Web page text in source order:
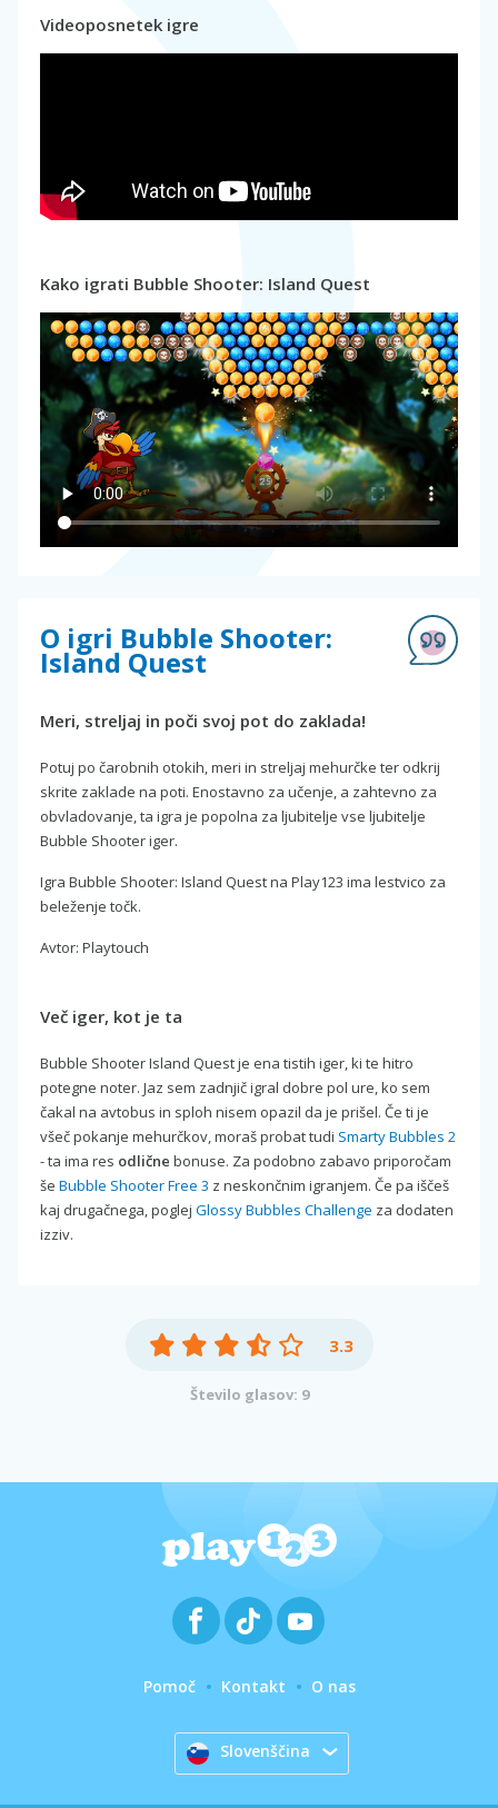
Videoposnetek igre
Kako igrati Bubble Shooter: Island Quest
O igri Bubble Shooter:
Island Quest
Meri, streljaj in poči svoj pot do zaklada!
Potuj po čarobnih otokih, meri in streljaj mehurčke ter odkrij
skrite zaklade na poti. Enostavno za učenje, a zahtevno za
obvladovanje, ta igra je popolna za ljubitelje vse ljubitelje
Bubble Shooter iger.
Igra Bubble Shooter: Island Quest na Play123 ima lestvico za
beleženje točk.
Avtor: Playtouch
Več iger, kot je ta
Bubble Shooter Island Quest je ena tistih iger, ki te hitro
potegne noter. Jaz sem zadnjič igral dobre pol ure, ko sem
čakal na avtobus in sploh nisem opazil da je prišel. Če ti je
všeč pokanje mehurčkov, moraš probat tudi Smarty Bubbles 2
- ta ima res odlične bonuse. Za podobno zabavo priporočam
še Bubble Shooter Free 3 z neskončnim igranjem. Če pa iščeš
kaj drugačnega, poglej Glossy Bubbles Challenge za dodaten
izziv.
3.3
Število glasov: 9
Pomoč Kontakt O nas
Slovenščina